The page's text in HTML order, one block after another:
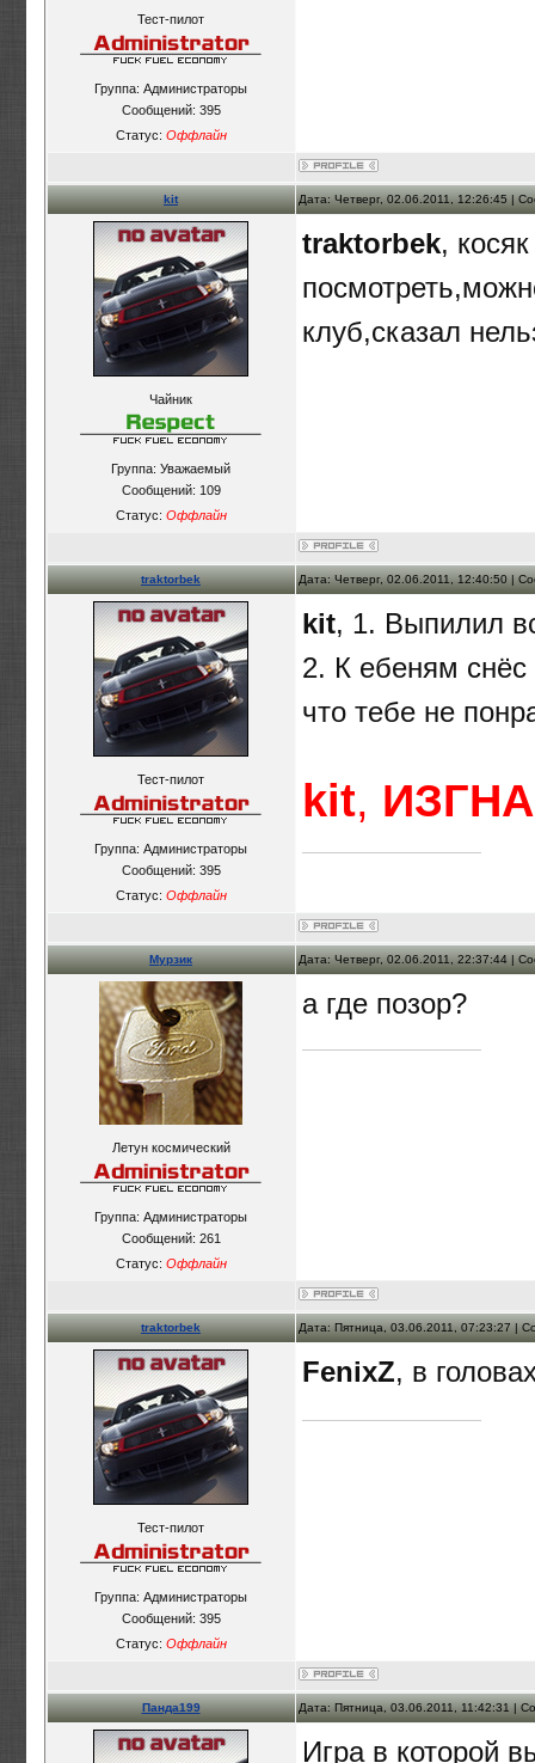
Тест-пилот
Группа: Администраторы
Сообщений: 395
Статус: Оффлайн
kit Дата: Четверг, 02.06.2011, 12:26:45 |
Чайник
Группа: Уважаемый
Сообщений: 109
Статус: Оффлайн
traktorbek,
клуб,сказал
traktorbek Дата: Четверг, 02.06.2011, 12:40:50 |
Тест-пилот
Группа: Администраторы
Сообщений: 395
Статус: Оффлайн
kit, 1. Выпилил
2. К ебеням снёс
что тебе не
kit,
Мурзик Дата: Четверг, 02.06.2011, 22:37:44 |
Летун космический
Группа: Администраторы
Сообщений: 261
Статус: Оффлайн
а где позор?
traktorbek Дата: Пятница, 03.06.2011, 07:23:27 |
Тест-пилот
Группа: Администраторы
Сообщений: 395
Статус: Оффлайн
FenixZ, в
Панда199 Дата: Пятница, 03.06.2011, 11:42:31 |
Игра в которой